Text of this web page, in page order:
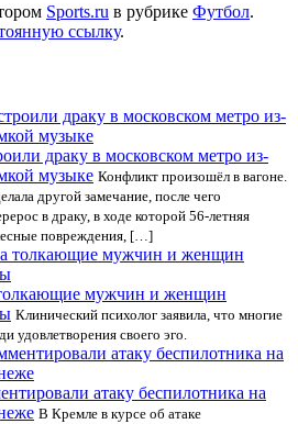
Sports.ru в рубрике Футбол.
ссылку.
драку в московском метро из-
музыке Конфликт произошёл в вагоне.
другой замечание, после чего
в драку, в ходе которой 56-летняя
повреждения, […]
толкающие мужчин и женщин
Клинический психолог заявила, что многие
удовлетворения своего эго.
атаку беспилотника на
В Кремле в курсе об атаке